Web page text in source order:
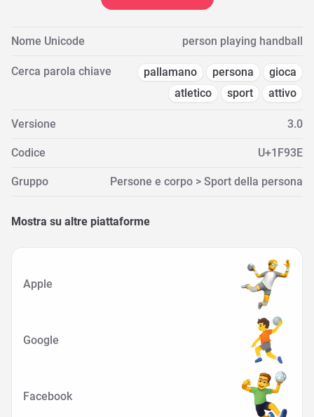
Nome Unicode person playing handball
Cerca parola chiave pallamano persona
gioca
atletico
sport attivo
Versione 3.0
Codice U+1F93E
Gruppo Persone e corpo > Sport della persona
Mostra su altre piattaforme
Apple
Google
Facebook